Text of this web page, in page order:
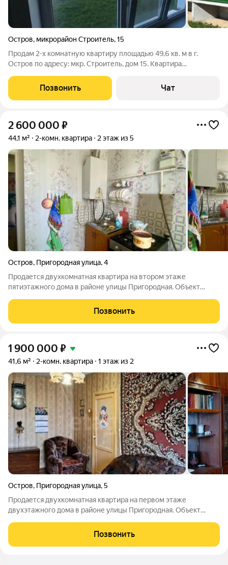
Остров, микрорайон Строитель,15
Продам 2-х комнатную квартиру площадью 49,6 кв. м в г.
Остров по адресу: мкр. Строитель, дом 15. Квартира
квартире установлена металлическая входная дверь,
установлены пластиковые окна, были
Позвонить Чат
2 600 000 ₽
44,1 м² 2-комн. квартира 2 этаж из 5
Остров, Пригородная улица,4
Продается двухкомнатная квартира на втором этаже
пятиэтажного дома в районе улицы Пригородная. Объект
автономности и развитой инфраструктуры. Ключевое
Позвонить
1 900 000 ₽
41,6 м² 2-комн. квартира 1 этаж из 2
Остров, Пригородная улица,5
Продается двухкомнатная квартира на первом этаже
двухэтажного дома в районе улицы Пригородная. Объект
автономности и развитой инфраструктуры. Ключевое
Позвонить